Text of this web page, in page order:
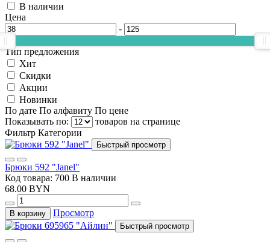
В наличии
Цена
-
Тип предложения
Хит
Скидки
Акции
Новинки
По дате По алфавиту По цене
Показывать по:
товаров на странице
Фильтр Категории
Быстрый просмотр
Брюки 592 "Janel"
Код товара: 700 В наличии
68.00 BYN
В корзину Просмотр
Быстрый просмотр